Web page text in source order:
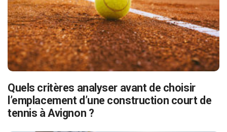
Quels critères analyser avant de choisir
l’emplacement d’une construction court de
tennis à Avignon ?